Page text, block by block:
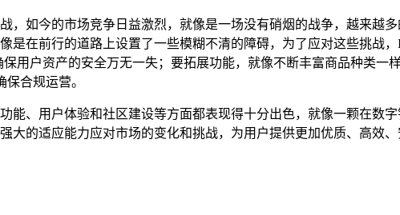
，如今的市场竞争日益激烈，就像是一场没有硝烟的战争，越来越
是在前行的道路上设置了一些模糊不清的障碍，为了应对这些挑战
用户资产的安全万无一失；要拓展功能，就像不断丰富商品种类一
合规运营。
、用户体验和社区建设等方面都表现得十分出色，就像一颗在数
大的适应能力应对市场的变化和挑战，为用户提供更加优质、高效